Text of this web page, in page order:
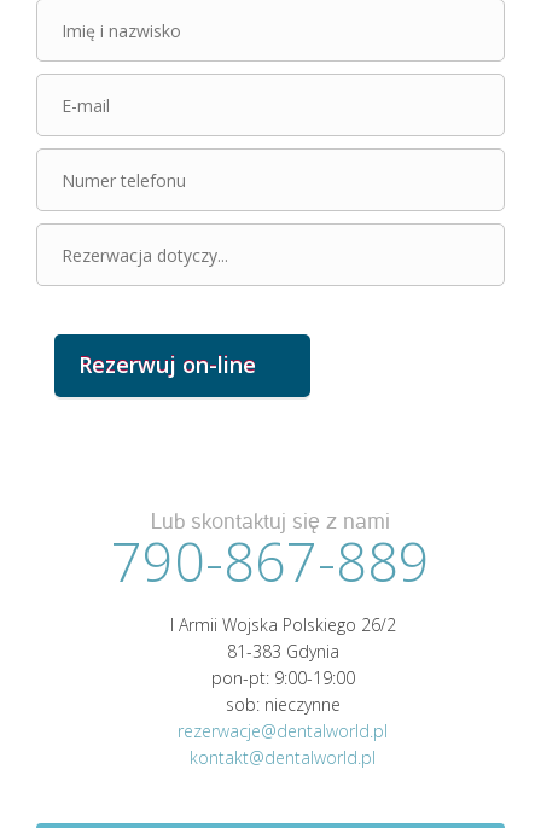
Lub skontaktuj się z nami
790-867-889
I Armii Wojska Polskiego 26/2
81-383 Gdynia
pon-pt: 9:00-19:00
sob: nieczynne
rezerwacje@dentalworld.pl
kontakt@dentalworld.pl